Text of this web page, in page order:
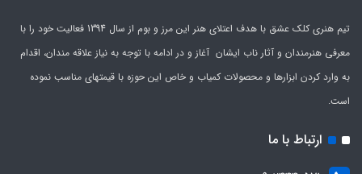
تیم هنری کلک عشق با هدف اعتلای هنر این مرز و بوم از سال 1394 فعالیت خود را با
معرفی هنرمندان و آثار ناب ایشان آغاز و در ادامه با توجه به نیاز علاقه مندان، اقدام
به وارد کردن ابزارها و محصولات کمیاب و خاص این حوزه با قیمتهای مناسب نموده
است.
ارتباط با ما